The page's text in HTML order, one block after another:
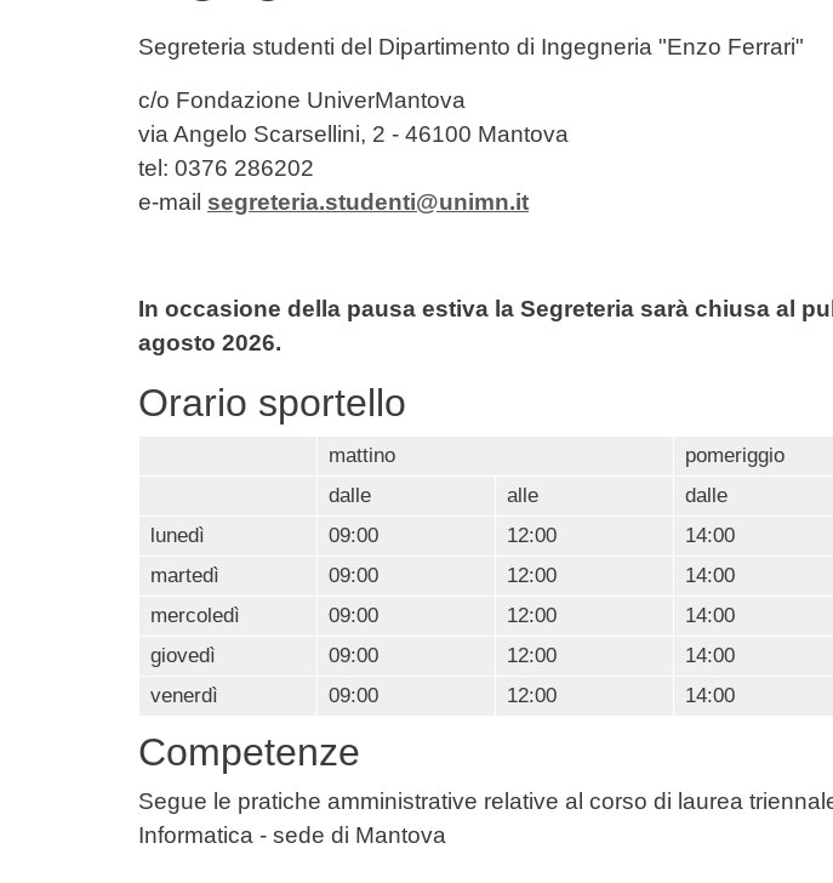
Contenuto
Segreteria studenti del Dipartimento di Ingegneria "Enzo Ferrari"
c/o Fondazione UniverMantova
via Angelo Scarsellini, 2 - 46100 Mantova
tel: 0376 286202
e-mail segreteria.studenti@unimn.it
In occasione della pausa estiva la Segreteria sarà chiusa al
agosto 2026.
Orario sportello
mattino
pomeriggio
dalle
alle dalle
lunedì
09:00 12:00 14:00
martedì
09:00 12:00 14:00
mercoledì
09:00 12:00 14:00
giovedì
09:00 12:00 14:00
venerdì
09:00 12:00 14:00
Competenze
Segue le pratiche amministrative relative al corso di laurea
Informatica - sede di Mantova